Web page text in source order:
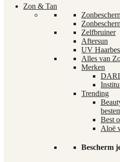
Zon & Tan
Zelfbruiner
Aftersun
UV
Alles van
Merken
Trending
Best
Aloë
Bescherm